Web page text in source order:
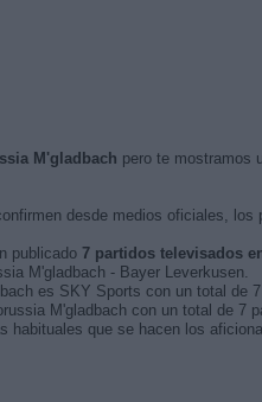
M'gladbach pero te mostramos
desde medios oficiales, los
publicado 7 partidos televisados
M'gladbach - Bayer Leverkusen.
es SKY Sports con un total de
M'gladbach con un total de 7
habituales que se hacen los